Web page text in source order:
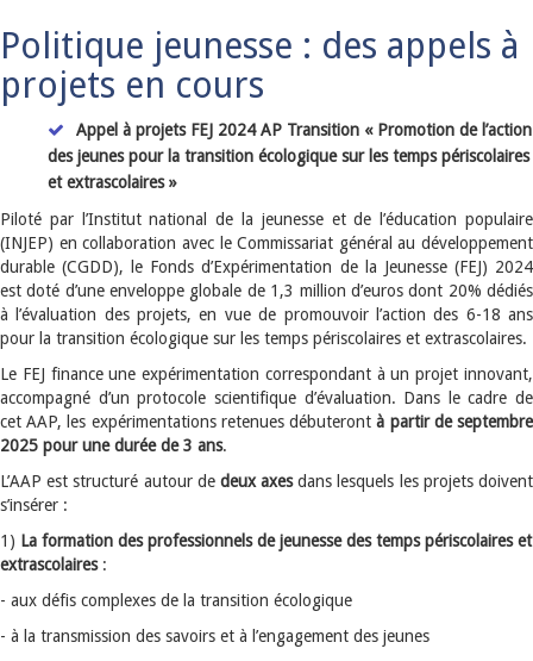
Politique jeunesse : des appels à
projets en cours
Appel à projets FEJ 2024 AP Transition « Promotion de l’action
des jeunes pour la transition écologique sur les temps périscolaires
et extrascolaires »
Piloté par l’Institut national de la jeunesse et de l’éducation populaire
(INJEP) en collaboration avec le Commissariat général au développement
durable (CGDD), le Fonds d’Expérimentation de la Jeunesse (FEJ) 2024
est doté d’une enveloppe globale de 1,3 million d’euros dont 20% dédiés
à l’évaluation des projets, en vue de promouvoir l’action des 6-18 ans
pour la transition écologique sur les temps périscolaires et extrascolaires.
Le FEJ finance une expérimentation correspondant à un projet innovant,
accompagné d’un protocole scientifique d’évaluation. Dans le cadre de
cet AAP, les expérimentations retenues débuterontà partir de septembre
2025 pour une durée de 3 ans.
L’AAP est structuré autour de deux axesdans lesquels les projets doivent
s’insérer :
1) La formation des professionnels de jeunesse des temps périscolaires et
extrascolaires:
- aux défis complexes de la transition écologique
- à la transmission des savoirs et à l’engagement des jeunes